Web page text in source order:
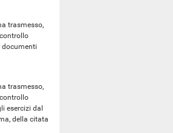
trasmesso,
documenti
trasmesso,
esercizi dal
della citata